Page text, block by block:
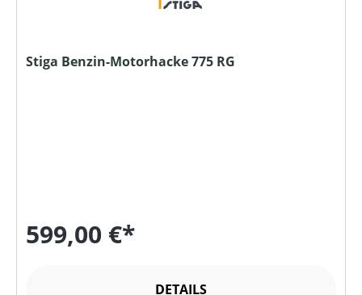
Stiga Benzin-Motorhacke 775 RG
599,00 €*
DETAILS